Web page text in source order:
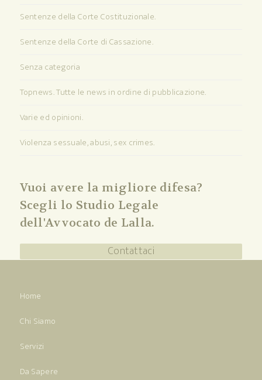
Sentenze della Corte Costituzionale.
Sentenze della Corte di Cassazione.
Senza categoria
Topnews. Tutte le news in ordine di pubblicazione.
Varie ed opinioni.
Violenza sessuale, abusi, sex crimes.
Vuoi avere la migliore difesa?
Scegli lo Studio Legale
dell'Avvocato de Lalla.
Contattaci
Home
Chi Siamo
Servizi
Da Sapere